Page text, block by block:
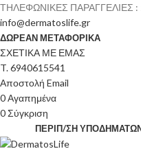
ΤΗΛΕΦΩΝΙΚΕΣ ΠΑΡΑΓΓΕΛΙΕΣ :
info@dermatoslife.gr
ΔΩΡΕΑΝ ΜΕΤΑΦΟΡΙΚΑ
ΣΧΕΤΙΚΑ ΜΕ ΕΜΑΣ
T. 6940615541
Αποστολή Email
0Αγαπημένα
0Σύγκριση
ΠΕΡΙΠ/ΣΗ